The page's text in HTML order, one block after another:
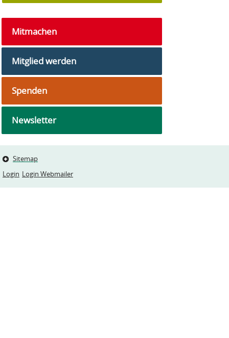
Mitmachen
Mitglied werden
Spenden
Newsletter
Sitemap
Login Login Webmailer